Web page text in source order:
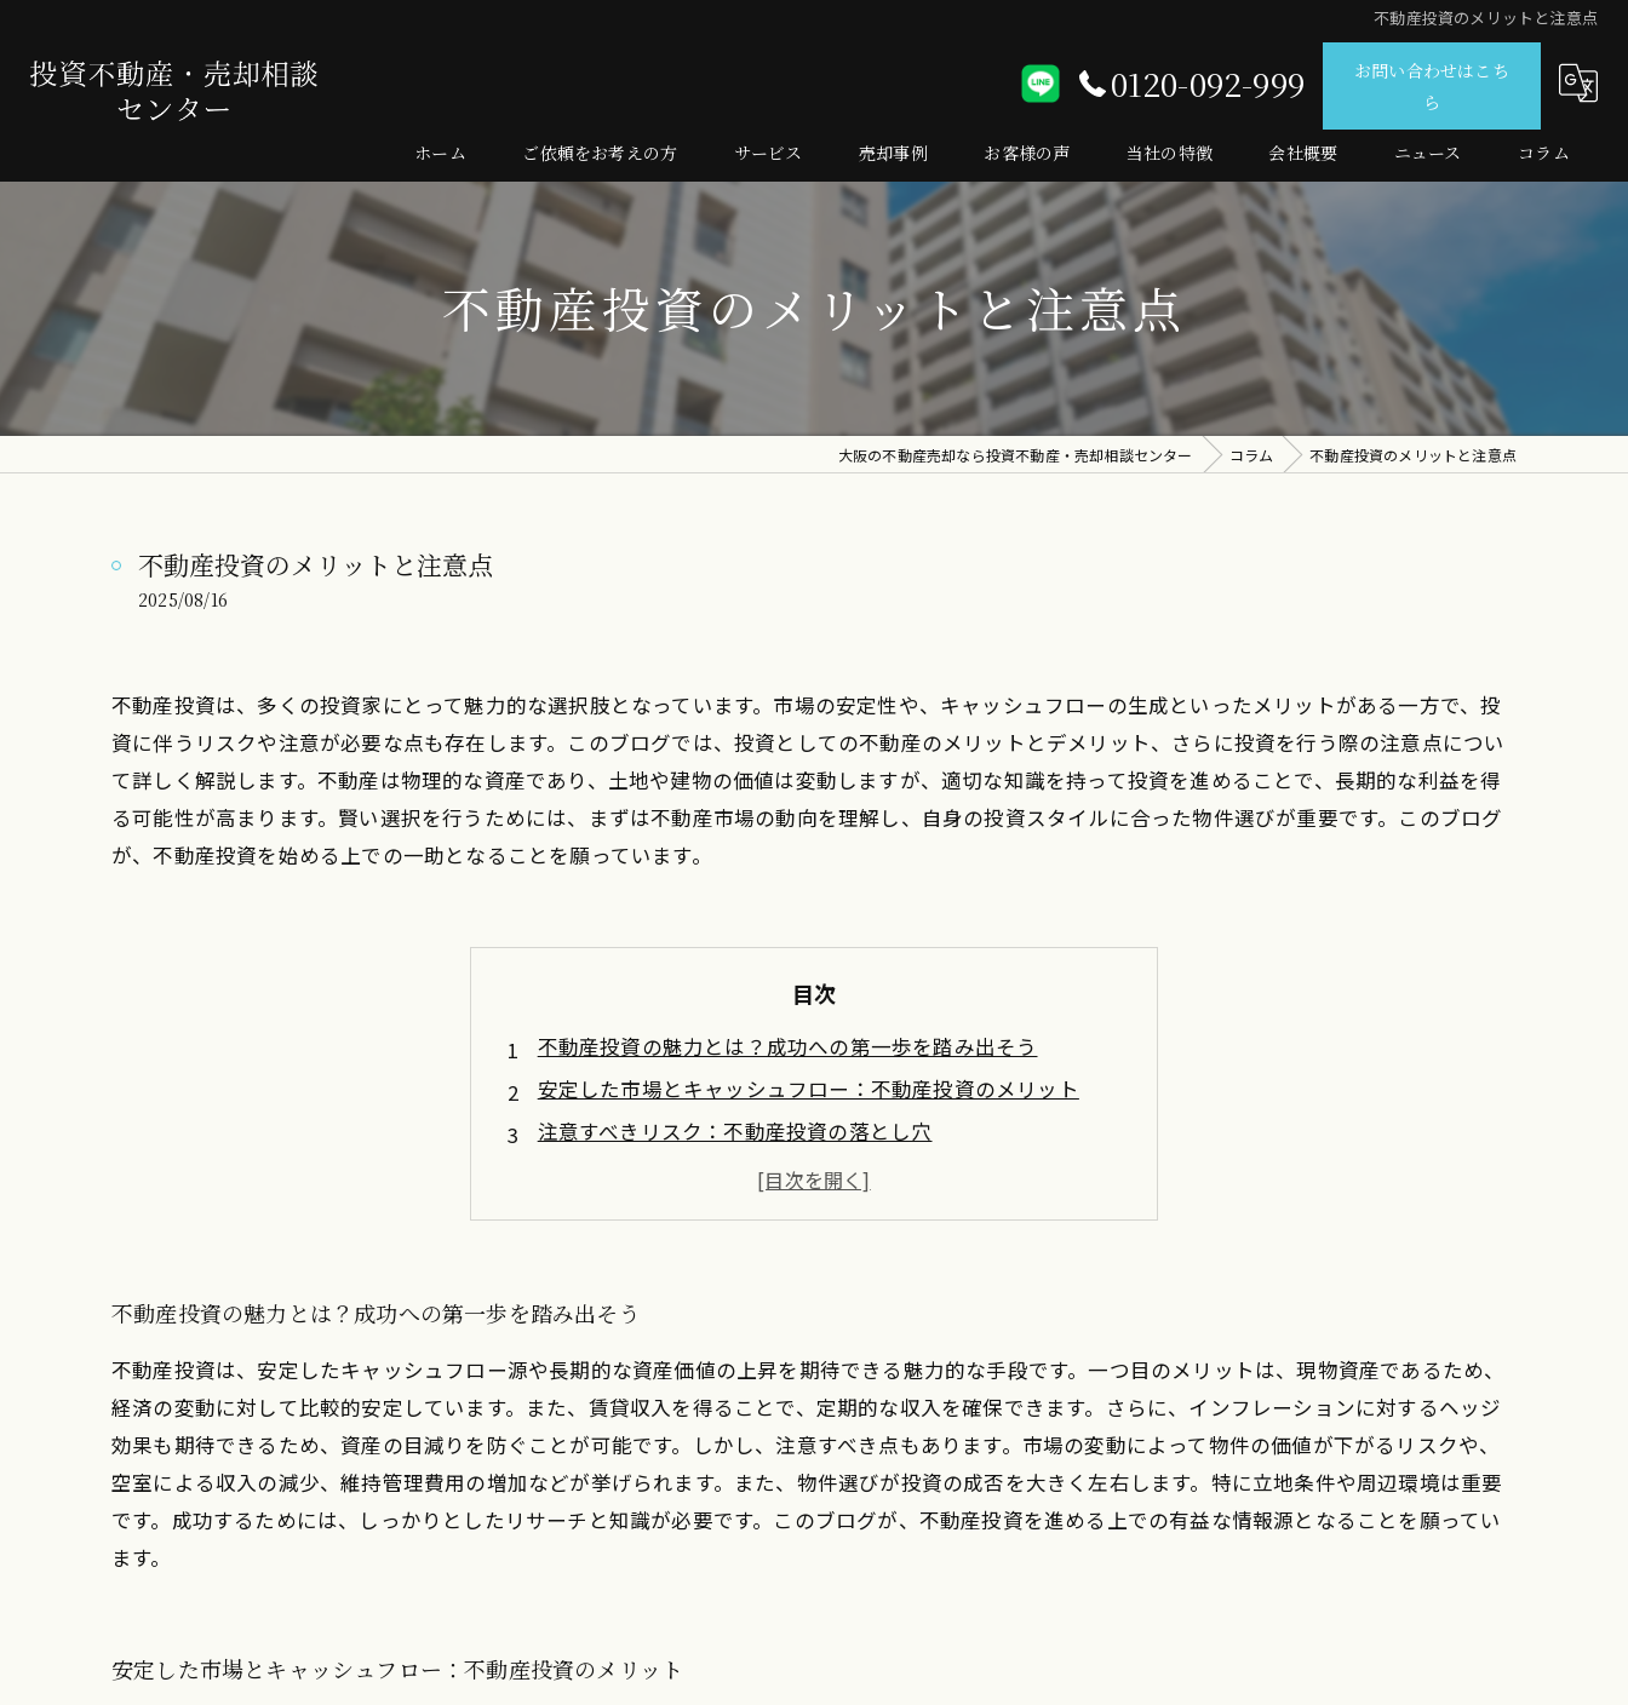
不動産投資のメリットと注意点
0120-092-999
お問い合わせはこち
ら
ホーム ご依頼をお考えの方
売却の流れ
よくある質問
サービス 売却事例 お客様の声 当社の特徴
仲介
査定
売買
マンション
投資
会社概要 ニュース コラム
不動産投資のメリットと注意点
大阪の不動産売却なら投資不動産・売却相談センター コラム 不動産投資のメリットと注意点
不動産投資のメリットと注意点
2025/08/16
不動産投資は、多くの投資家にとって魅力的な選択肢となっています。市場の安定性や、キャッシュフローの生成といったメリットがある一方で、投
資に伴うリスクや注意が必要な点も存在します。このブログでは、投資としての不動産のメリットとデメリット、さらに投資を行う際の注意点につい
て詳しく解説します。不動産は物理的な資産であり、土地や建物の価値は変動しますが、適切な知識を持って投資を進めることで、長期的な利益を得
る可能性が高まります。賢い選択を行うためには、まずは不動産市場の動向を理解し、自身の投資スタイルに合った物件選びが重要です。このブログ
が、不動産投資を始める上での一助となることを願っています。
目次
不動産投資の魅力とは？成功への第一歩を踏み出そう
安定した市場とキャッシュフロー：不動産投資のメリット
注意すべきリスク：不動産投資の落とし穴
賢い投資家になるための不動産市場の動向理解
自分に最適な物件選び：投資成功のカギ
不動産投資の旅の終わり：成功に向けたまとめと次のステップ
不動産投資の魅力とは？成功への第一歩を踏み出そう
不動産投資は、安定したキャッシュフロー源や長期的な資産価値の上昇を期待できる魅力的な手段です。一つ目のメリットは、現物資産であるため、
経済の変動に対して比較的安定しています。また、賃貸収入を得ることで、定期的な収入を確保できます。さらに、インフレーションに対するヘッジ
効果も期待できるため、資産の目減りを防ぐことが可能です。しかし、注意すべき点もあります。市場の変動によって物件の価値が下がるリスクや、
空室による収入の減少、維持管理費用の増加などが挙げられます。また、物件選びが投資の成否を大きく左右します。特に立地条件や周辺環境は重要
です。成功するためには、しっかりとしたリサーチと知識が必要です。このブログが、不動産投資を進める上での有益な情報源となることを願ってい
ます。
安定した市場とキャッシュフロー：不動産投資のメリット